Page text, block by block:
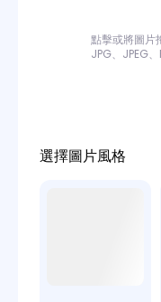
點擊或將圖片
JPG、JPEG
選擇圖片風格